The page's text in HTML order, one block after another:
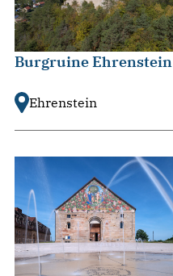
Burgruine Ehrenstein
Ehrenstein